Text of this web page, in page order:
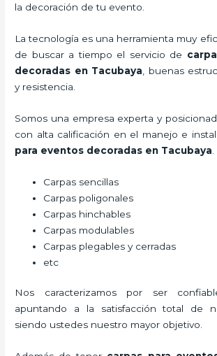
la decoración de tu evento.
La tecnología es una herramienta muy
de buscar a tiempo el servicio de
decoradas en Tacubaya , buenas
y resistencia.
Somos una empresa experta y
con alta calificación en el manejo e
para eventos decoradas en Tacubaya
Carpas sencillas
Carpas poligonales
Carpas hinchables
Carpas modulables
Carpas plegables y cerradas
etc
Nos caracterizamos por ser
apuntando a la satisfacción total de
siendo ustedes nuestro mayor objetivo.